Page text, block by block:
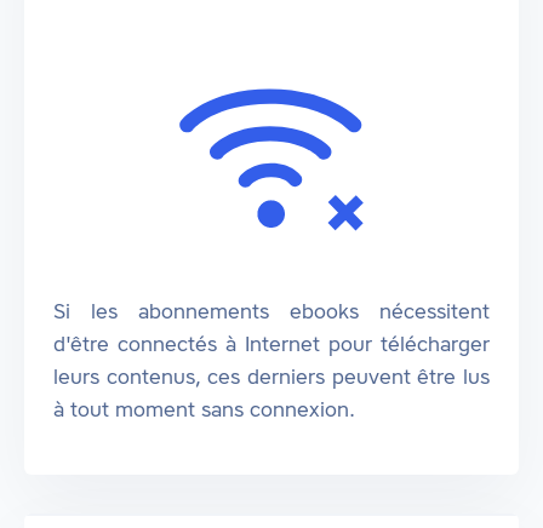
Si les abonnements ebooks nécessitent
d'être connectés à Internet pour télécharger
leurs contenus, ces derniers peuvent être lus
à tout moment sans connexion.